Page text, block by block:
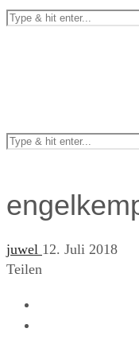
juwel 12. Juli 2018
Teilen